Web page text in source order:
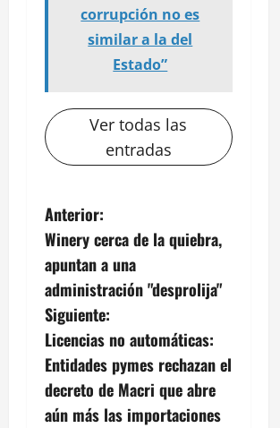
corrupción no es
similar a la del
Estado”
Ver todas las
entradas
N
a
v
e
g
a
Anterior:
Winery cerca de la quiebra,
apuntan a una
administración "desprolija"
Siguiente:
Licencias no automáticas:
Entidades pymes rechazan el
decreto de Macri que abre
aún más las importaciones